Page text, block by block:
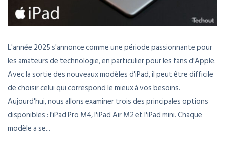
L'année 2025 s'annonce comme une période passionnante pour
les amateurs de technologie, en particulier pour les fans d'Apple.
Avec la sortie des nouveaux modèles d'iPad, il peut être difficile
de choisir celui qui correspond le mieux à vos besoins.
Aujourd'hui, nous allons examiner trois des principales options
disponibles : l'iPad Pro M4, l'iPad Air M2 et l'iPad mini. Chaque
modèle a se...